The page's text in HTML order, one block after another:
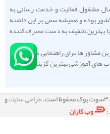
ما با سابقه ای نزدیک به ۲۵ سال مشغول فعالیت و خدمت رسانی به
بوده و همیشه سعی بر این داشته
بهترین تخفیف به دست مصرف کننده
ترین مشاور ها برای راهنمایی دانش آموزا
های آموزشی بهترین گزینه را به شما
طراحی سایتو
: وب کاران